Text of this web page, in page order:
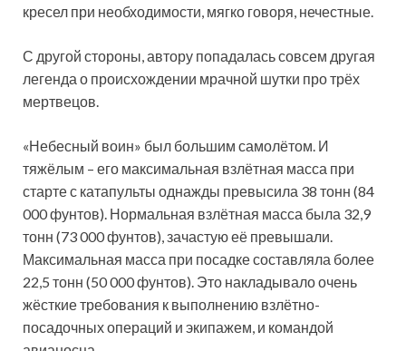
кресел при необходимости, мягко говоря, нечестные.
С другой стороны, автору попадалась совсем другая
легенда о происхождении мрачной шутки про трёх
мертвецов.
«Небесный воин» был большим самолётом. И
тяжёлым – его максимальная взлётная масса при
старте с катапульты однажды превысила 38 тонн (84
000 фунтов). Нормальная взлётная масса была 32,9
тонн (73 000 фунтов), зачастую её превышали.
Максимальная масса при посадке составляла более
22,5 тонн (50 000 фунтов). Это накладывало очень
жёсткие требования к выполнению взлётно-
посадочных операций и экипажем, и командой